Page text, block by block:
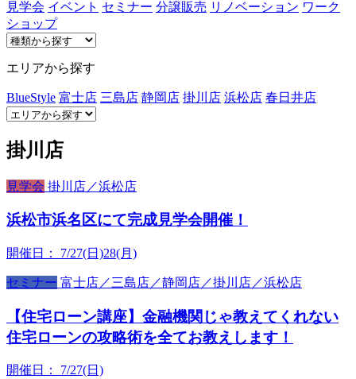
見学会 イベント セミナー 分譲販売 リノベーション ワーク
ショップ
エリアから探す
BlueStyle 富士店 三島店 静岡店 掛川店 浜松店 春日井店
掛川店
見学会 掛川店／浜松店
浜松市浜名区にて完成見学会開催！
開催日： 7/27(日)28(月)
セミナー 富士店／三島店／静岡店／掛川店／浜松店
【住宅ローン講座】金融機関じゃ教えてくれない
住宅ローンの攻略術を全てお教えします！
開催日： 7/27(日)